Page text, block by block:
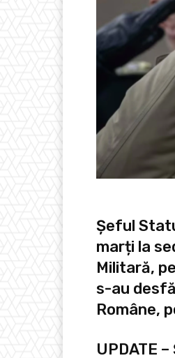
Șeful
marți la
Militară,
s-au
Române,
UPDATE